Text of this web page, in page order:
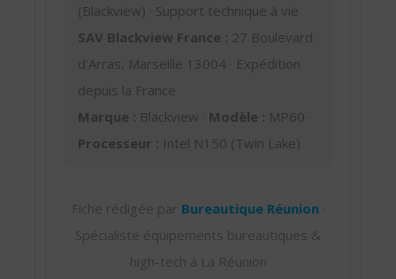
(Blackview) · Support technique à vie
SAV Blackview France : 27 Boulevard
d’Arras, Marseille 13004 · Expédition
depuis la France
Marque : Blackview · Modèle : MP60 ·
Processeur : Intel N150 (Twin Lake)
Fiche rédigée par Bureautique Réunion
Spécialiste équipements bureautiques &
high-tech à La Réunion